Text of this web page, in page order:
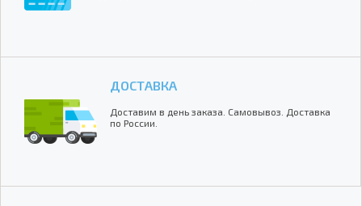
ДОСТАВКА
Доставим в день заказа. Самовывоз. Доставка
по России.